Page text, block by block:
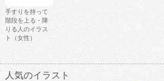
手すりを持って
階段を上る・降
りる人のイラス
ト（女性）
人気のイラスト